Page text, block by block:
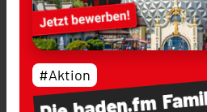
baden.fm
#Aktion